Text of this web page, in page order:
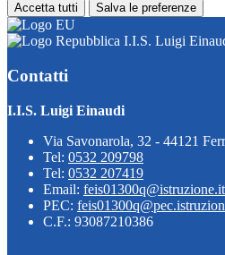
Accetta tutti Salva le preferenze
I.I.S. Luigi
Contatti
I.I.S. Luigi Einaudi
Via Savonarola, 32 - 44121
Tel: 0532 209798
Tel: 0532 207419
Email: feis01300q@istruzione.it
PEC:
C.F.: 93087210386